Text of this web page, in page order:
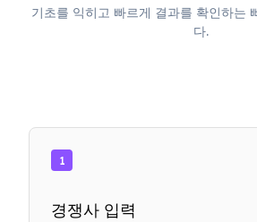
기초를 익히고 빠르게 결과를 확인하는
다.
1
경쟁사 입력